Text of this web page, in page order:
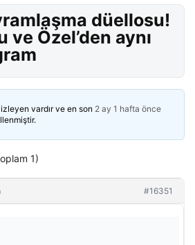
düellosu!
ve Özel’den aynı
vardır ve en son 2 ay 1 hafta önce
1)
#16351